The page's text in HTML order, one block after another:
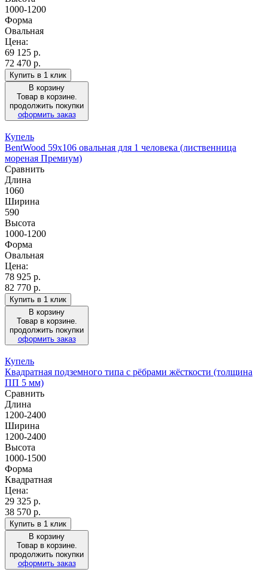
1000-1200
Форма
Овальная
Цена:
69 125 р.
72 470 р.
Купить в 1 клик
В корзину
Товар в корзине.
продолжить покупки
оформить заказ
Купель
BentWood 59х106 овальная для 1 человека (лиственница
мореная Премиум)
Сравнить
Длина
1060
Ширина
590
Высота
1000-1200
Форма
Овальная
Цена:
78 925 р.
82 770 р.
Купить в 1 клик
В корзину
Товар в корзине.
продолжить покупки
оформить заказ
Купель
Квадратная подземного типа с рёбрами жёсткости (толщина
ПП 5 мм)
Сравнить
Длина
1200-2400
Ширина
1200-2400
Высота
1000-1500
Форма
Квадратная
Цена:
29 325 р.
38 570 р.
Купить в 1 клик
В корзину
Товар в корзине.
продолжить покупки
оформить заказ